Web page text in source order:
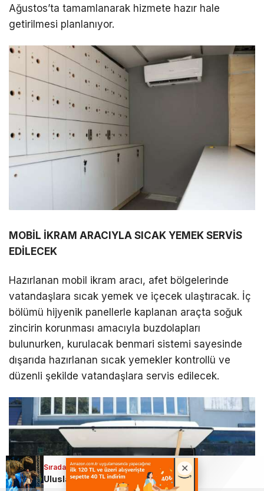
Ağustos’ta tamamlanarak hizmete hazır hale
getirilmesi planlanıyor.
MOBİL İKRAM ARACIYLA SICAK YEMEK SERVİS
EDİLECEK
Hazırlanan mobil ikram aracı, afet bölgelerinde
vatandaşlara sıcak yemek ve içecek ulaştıracak. İç
bölümü hijyenik panellerle kaplanan araçta soğuk
zincirin korunması amacıyla buzdolapları
bulunurken, kurulacak benmari sistemi sayesinde
dışarıda hazırlanan sıcak yemekler kontrollü ve
düzenli şekilde vatandaşlara servis edilecek.
Sıradaki Haber
Uluslararası Bursa Festivali’nde bu kez çocuklar eğlendi!